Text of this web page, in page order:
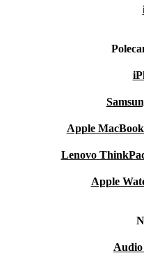
Apple
Lenovo
Apple
Audio